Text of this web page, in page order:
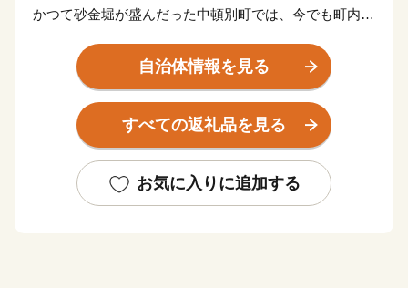
かつて砂金堀が盛んだった中頓別町では、今でも町内を
ができます。
深い森や豊かな清流など雄大な自然に恵まれ、一年を通
して寒暖差が大きいことから、四季折々の自然を体感す
ることができます。
はちみつ等が町の特産品として有名です。
自治体情報を見る
すべての返礼品を見る
お気に入りに追加する